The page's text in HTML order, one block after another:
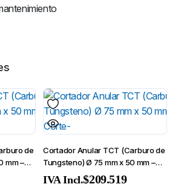
de
mm –
Cortador Anular TCT (Carburo de
Tungsteno) Ø 75 mm x 50 mm –
Broca de Corte-
$209.519
IVA Incl.